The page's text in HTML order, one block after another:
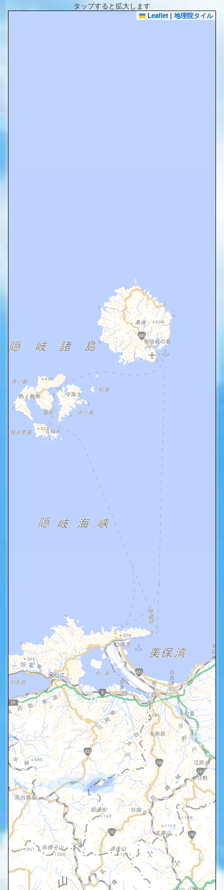
タップすると拡大します
Leaflet | 地理院タイル